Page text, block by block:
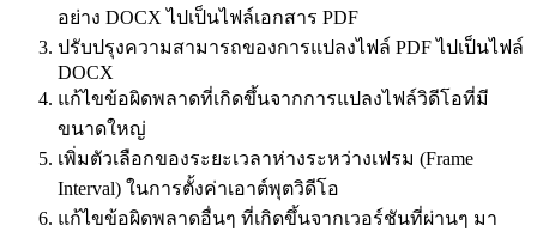
อย่าง DOCX ไปเป็นไฟล์เอกสาร PDF
ปรับปรุงความสามารถของการแปลงไฟล์ PDF ไปเป็นไฟล์
DOCX
แก้ไขข้อผิดพลาดที่เกิดขึ้นจากการแปลงไฟล์วิดีโอที่มี
ขนาดใหญ่
เพิ่มตัวเลือกของระยะเวลาห่างระหว่างเฟรม (Frame
Interval) ในการตั้งค่าเอาต์พุตวิดีโอ
แก้ไขข้อผิดพลาดอื่นๆ ที่เกิดขึ้นจากเวอร์ชันที่ผ่านๆ มา